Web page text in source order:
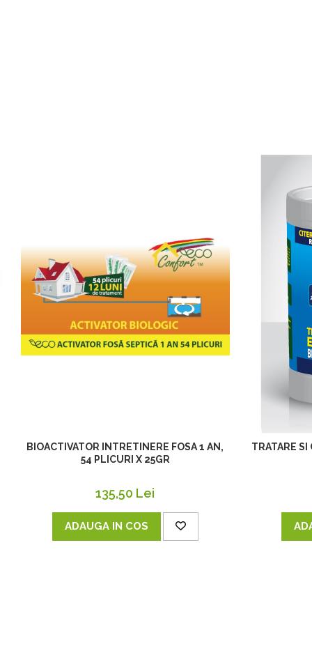
BIOACTIVATOR INTRETINERE FOSA 1 AN,
54 PLICURI X 25GR
135,50 Lei
ADAUGA IN COS
TRATARE SI